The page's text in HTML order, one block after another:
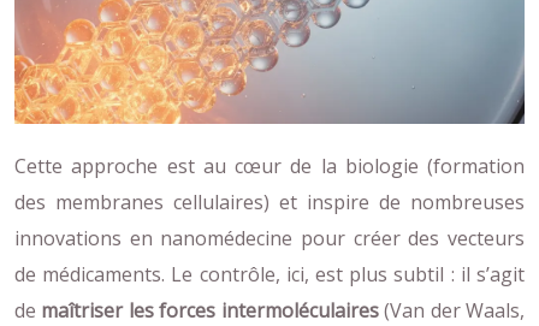
Cette approche est au cœur de la biologie (formation
des membranes cellulaires) et inspire de nombreuses
innovations en nanomédecine pour créer des vecteurs
de médicaments. Le contrôle, ici, est plus subtil : il s’agit
de maîtriser les forces intermoléculaires(Van der Waals,